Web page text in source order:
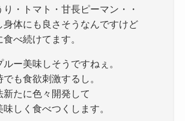
・トマト・甘長ピーマン・・
身体にも良さそうなんですけど
べ続けてます。
ー美味しそうですねぇ。
も食欲刺激するし。
新たに色々開発して
しく食べつくします。